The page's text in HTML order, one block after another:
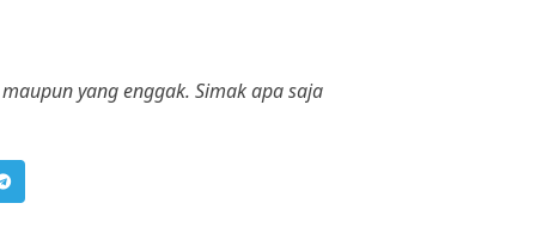
yang enggak. Simak apa saja